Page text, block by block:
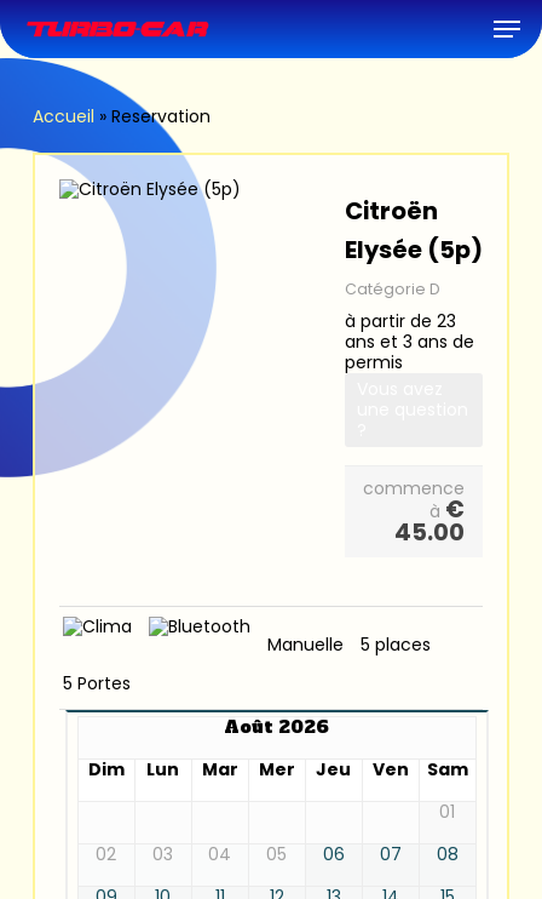
to
main
content
Accueil » Reservation
Citroën
Elysée (5p)
Catégorie D
à partir de 23
ans et 3 ans de
permis
commence
à €
45.00
Manuelle
5 places
5 Portes
Août 2026
Dim
Lun Mar Mer Jeu Ven
Sam
01
02
03 04 05 06 07
08